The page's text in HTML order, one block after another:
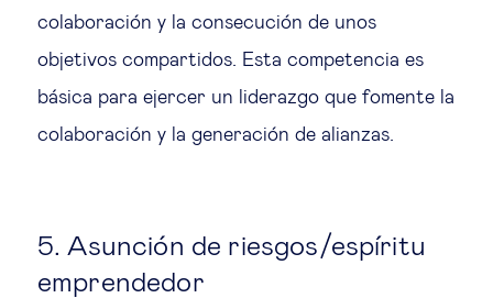
colaboración y la consecución de unos
objetivos compartidos. Esta competencia es
básica para ejercer un liderazgo que fomente la
colaboración y la generación de alianzas.
5. Asunción de riesgos/espíritu
emprendedor